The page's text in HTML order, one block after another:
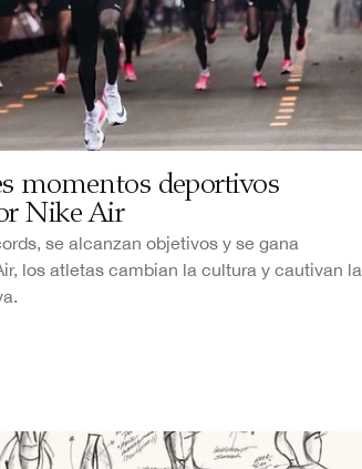
momentos deportivos
Nike Air
se alcanzan objetivos y se gana
los atletas cambian la cultura y cautivan la